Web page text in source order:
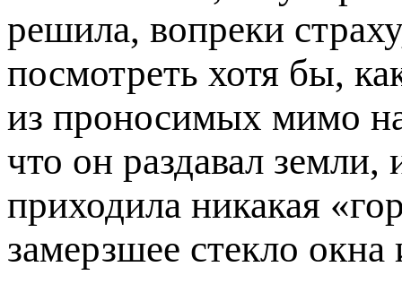
решила, вопреки
посмотреть хотя бы,
из проносимых мимо
что он раздавал
приходила никакая
замерзшее стекло окна